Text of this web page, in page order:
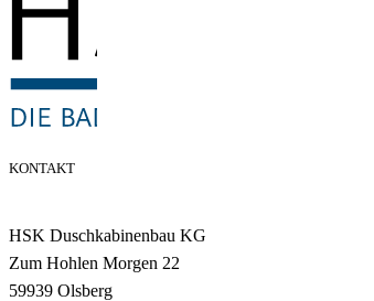
KONTAKT
HSK Duschkabinenbau KG
Zum Hohlen Morgen 22
59939 Olsberg